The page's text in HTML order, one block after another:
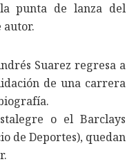
punta de lanza del
autor.
Suarez regresa a
de una carrera
o el Barclays
de Deportes), quedan